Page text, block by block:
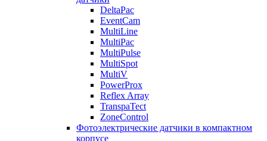
DeltaPac
EventCam
MultiLine
MultiPac
MultiPulse
MultiSpot
MultiV
PowerProx
Reflex Array
TranspaTect
ZoneControl
Фотоэлектрические датчики в компактном
корпусе